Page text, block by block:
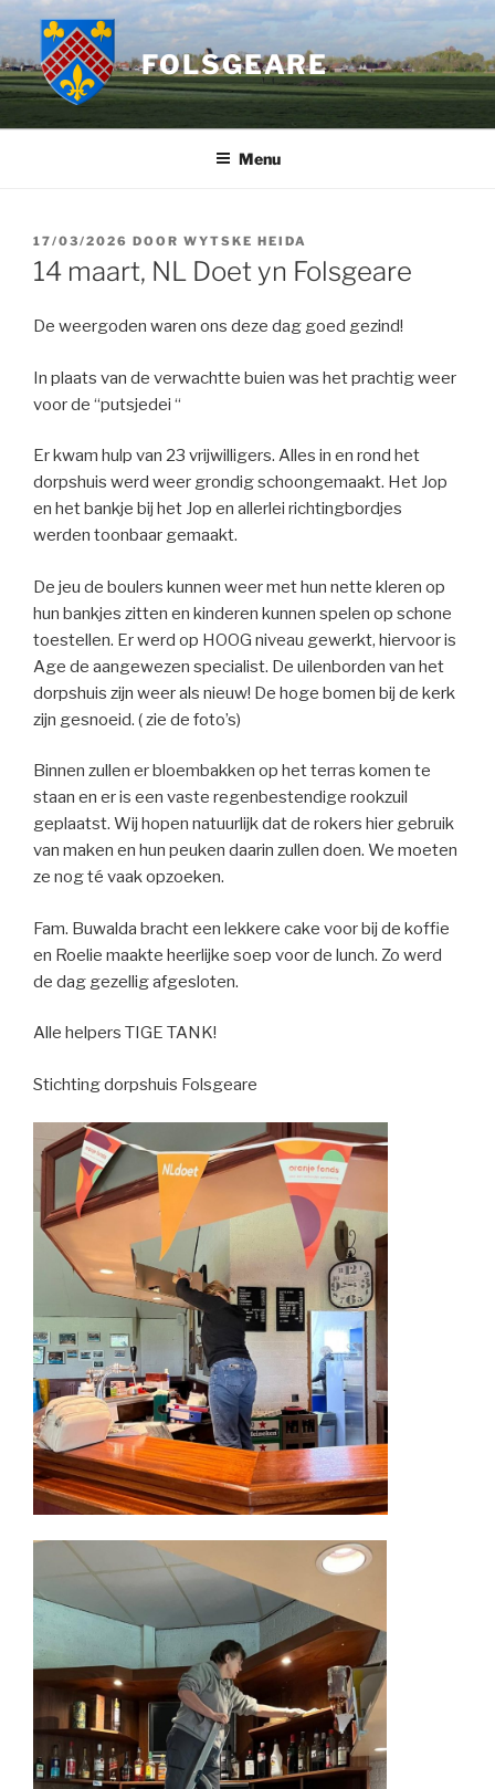
de
inhoud
FOLSGEARE
Menu
GEPLAATST
OP
17/03/2026 DOOR WYTSKE HEIDA
14 maart, NL Doet yn Folsgeare
De weergoden waren ons deze dag goed gezind!
In plaats van de verwachtte buien was het prachtig weer
voor de “putsjedei “
Er kwam hulp van 23 vrijwilligers. Alles in en rond het
dorpshuis werd weer grondig schoongemaakt. Het Jop
en het bankje bij het Jop en allerlei richtingbordjes
werden toonbaar gemaakt.
De jeu de boulers kunnen weer met hun nette kleren op
hun bankjes zitten en kinderen kunnen spelen op schone
toestellen. Er werd op HOOG niveau gewerkt, hiervoor is
Age de aangewezen specialist. De uilenborden van het
dorpshuis zijn weer als nieuw! De hoge bomen bij de kerk
zijn gesnoeid. ( zie de foto’s)
Binnen zullen er bloembakken op het terras komen te
staan en er is een vaste regenbestendige rookzuil
geplaatst. Wij hopen natuurlijk dat de rokers hier gebruik
van maken en hun peuken daarin zullen doen. We moeten
ze nog té vaak opzoeken.
Fam. Buwalda bracht een lekkere cake voor bij de koffie
en Roelie maakte heerlijke soep voor de lunch. Zo werd
de dag gezellig afgesloten.
Alle helpers TIGE TANK!
Stichting dorpshuis Folsgeare